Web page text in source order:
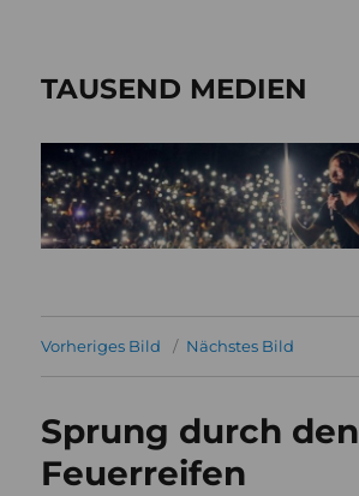
TAUSEND MEDIEN
Vorheriges Bild Nächstes Bild
Sprung durch den
Feuerreifen